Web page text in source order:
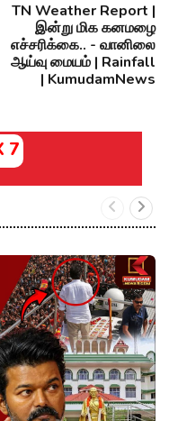
TN Weather Report |
இன்று மிக கனமழை
எச்சரிக்கை.. - வானிலை
ஆய்வு மையம் | Rainfall
| KumudamNews
7